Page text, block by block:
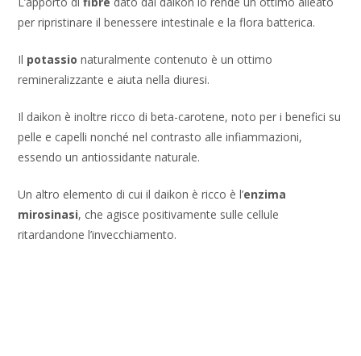
per ripristinare il benessere intestinale e la flora batterica.
Il potassio naturalmente contenuto è un ottimo
remineralizzante e aiuta nella diuresi.
Il daikon è inoltre ricco di beta-carotene, noto per i benefici su
pelle e capelli nonché nel contrasto alle infiammazioni,
essendo un antiossidante naturale.
Un altro elemento di cui il daikon è ricco è l’enzima
mirosinasi, che agisce positivamente sulle cellule
ritardandone l’invecchiamento.